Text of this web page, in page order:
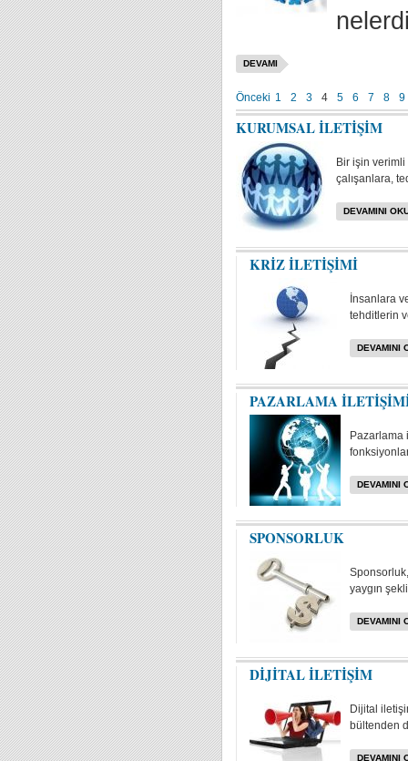
DEVAMI
Önceki 1 2 3 4 5 6 7 8 9
KURUMSAL İLETİŞİM
Bir işin
çalışanlara,
DEVAMINI
KRİZ İLETİŞİMİ
İnsanlara
tehditlerin
DEVAMINI
PAZARLAMA
Pazarlama
DEVAMINI
SPONSORLUK
yaygın
DEVAMINI
DİJİTAL İLETİŞİM
Dijital
bültenden
DEVAMINI